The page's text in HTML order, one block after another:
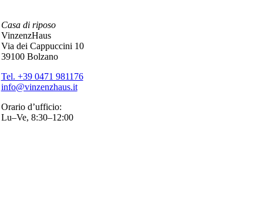
Casa di riposo
VinzenzHaus
Via dei Cappuccini 10
39100 Bolzano
Tel. +39 0471 981176
info@vinzenzhaus.it
Orario d’ufficio:
Lu–Ve, 8:30–12:00